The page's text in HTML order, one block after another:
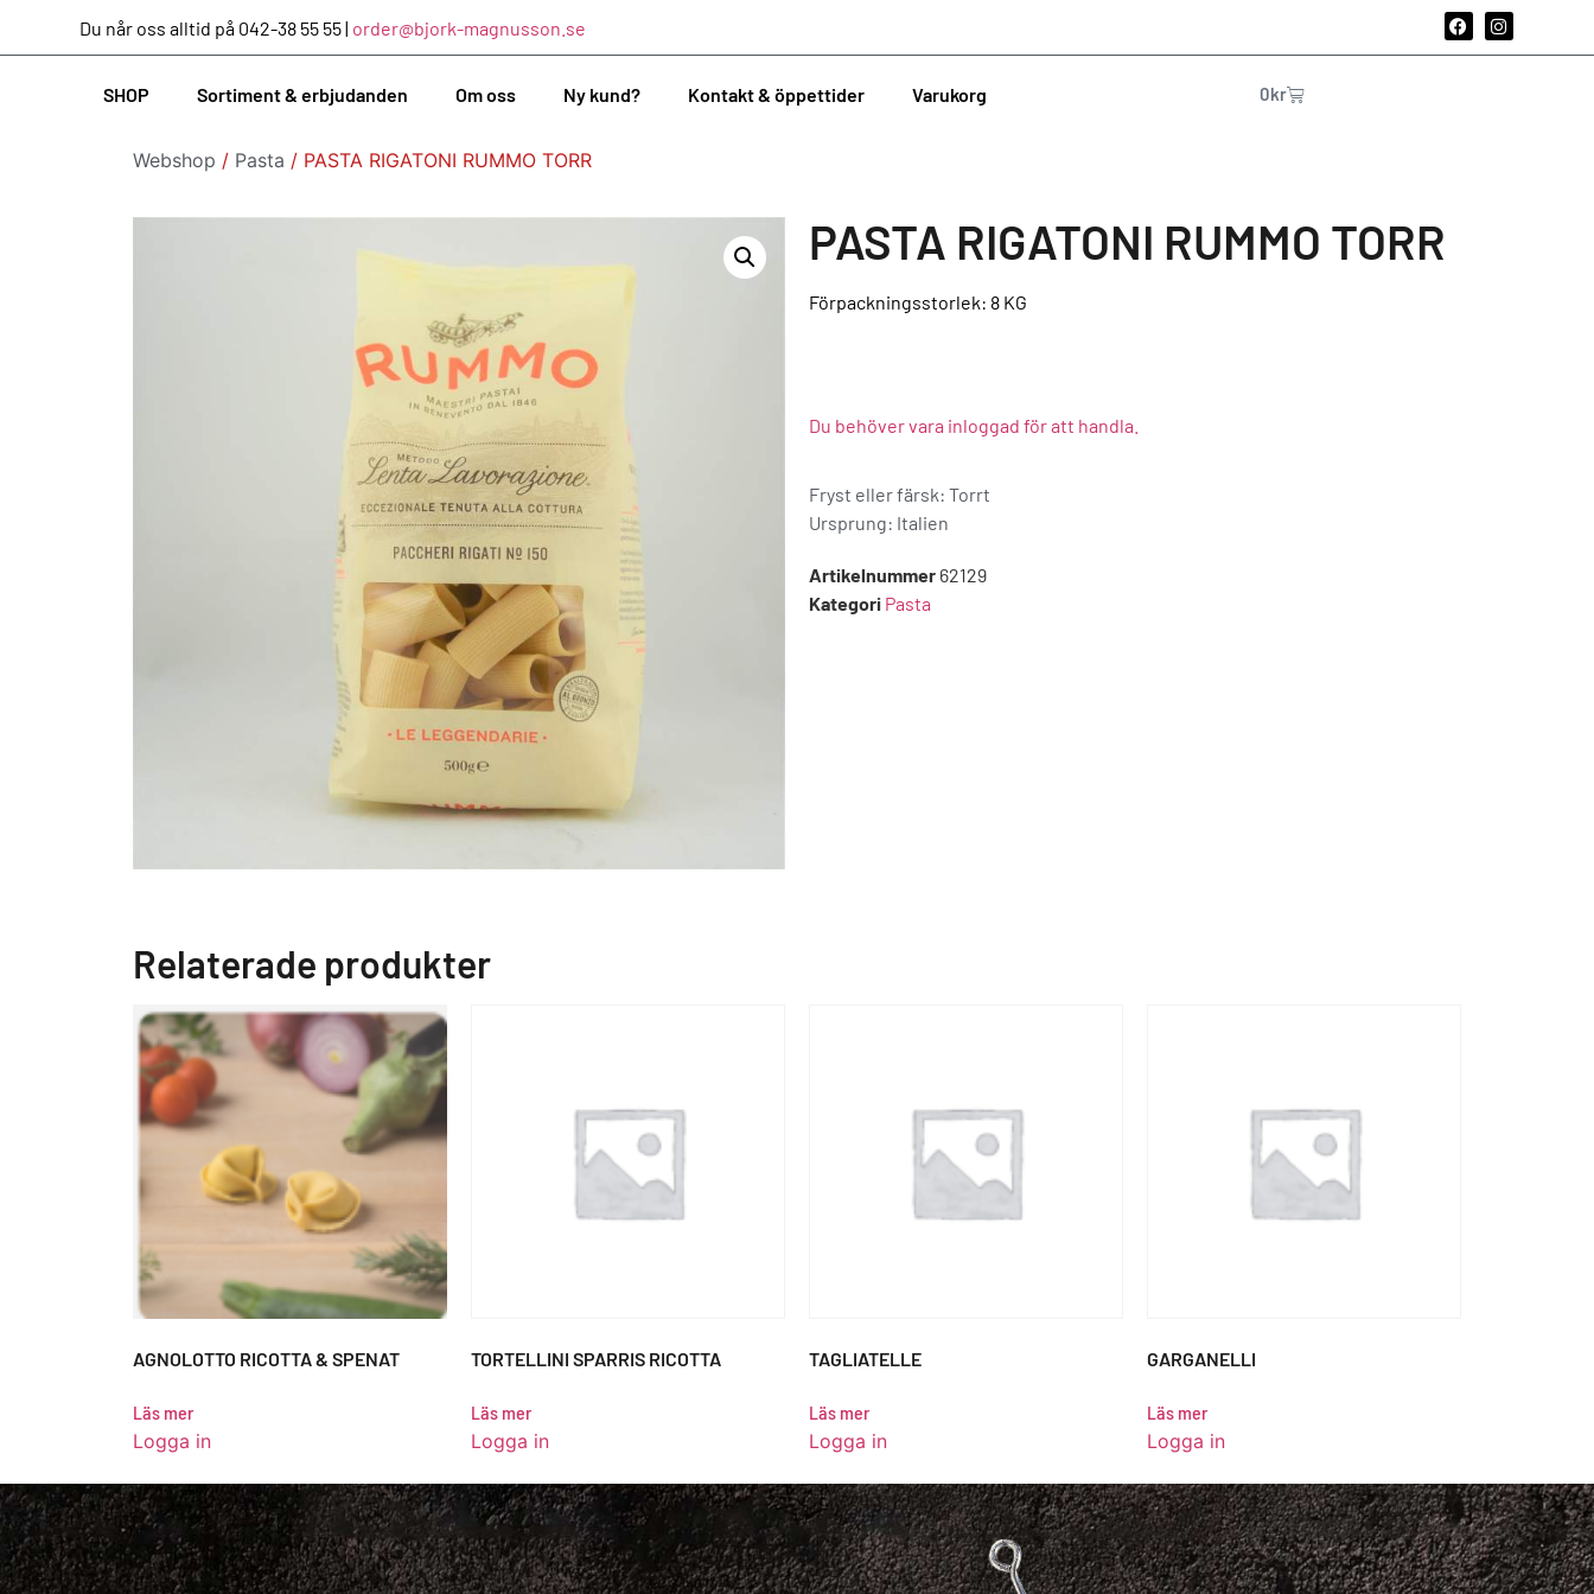
Du når oss alltid på 042-38 55 55 | order@bjork-magnusson.se
SHOP Sortiment & erbjudanden Om oss Ny kund? Kontakt & öppettider Varukorg 0kr
Webshop / Pasta / PASTA RIGATONI RUMMO TORR
PASTA RIGATONI RUMMO TORR
Förpackningsstorlek: 8 KG
Du behöver vara inloggad för att handla.
Fryst eller färsk: Torrt
Ursprung: Italien
Artikelnummer 62129
Kategori Pasta
Relaterade produkter
AGNOLOTTO RICOTTA & SPENAT
Läs mer
Logga in
TORTELLINI SPARRIS RICOTTA
Läs mer
Logga in
TAGLIATELLE
Läs mer
Logga in
GARGANELLI
Läs mer
Logga in